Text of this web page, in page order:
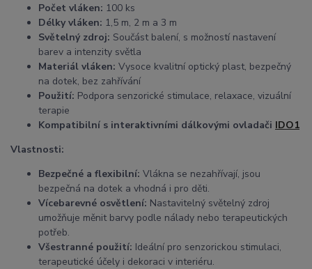
Počet vláken: 100 ks
Délky vláken: 1,5 m, 2 m a 3 m
Světelný zdroj: Součást balení, s možností nastavení
barev a intenzity světla
Materiál vláken: Vysoce kvalitní optický plast, bezpečný
na dotek, bez zahřívání
Použití: Podpora senzorické stimulace, relaxace, vizuální
terapie
Kompatibilní s interaktivními dálkovými ovladači IDO1
Vlastnosti:
Bezpečné a flexibilní: Vlákna se nezahřívají, jsou
bezpečná na dotek a vhodná i pro děti.
Vícebarevné osvětlení: Nastavitelný světelný zdroj
umožňuje měnit barvy podle nálady nebo terapeutických
potřeb.
Všestranné použití: Ideální pro senzorickou stimulaci,
terapeutické účely i dekoraci v interiéru.